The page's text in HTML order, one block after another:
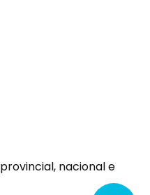
nacional e